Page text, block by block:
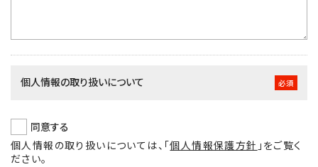
個人情報の取り扱いについて 必須
同意する
個人情報の取り扱いについては、 「個人情報保護方針 」 をご覧く
ださい。